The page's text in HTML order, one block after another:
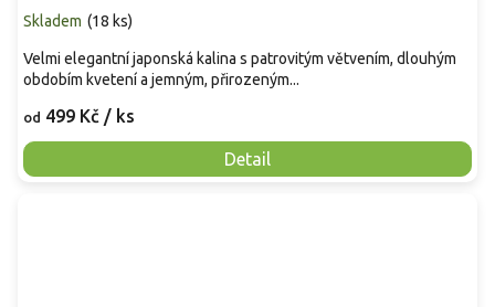
Skladem (18 ks)
od 499 Kč / ks
Detail
Velmi elegantní japonská kalina s patrovitým větvením, dlouhým
obdobím kvetení a jemným, přirozeným...